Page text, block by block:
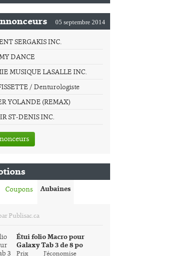
05 septembre 2014
SERGAKIS INC.
DANCE
MUSIQUE LASALLE INC.
/ Denturologiste
YOLANDE (REMAX)
ST-DENIS INC.
Coupons Aubaines
Publisac.ca
Étui folio Macro pour
Galaxy Tab 3 de 8 po
Prix J'économise